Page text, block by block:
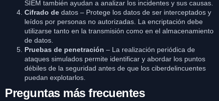
SIEM también ayudan a analizar los incidentes y sus causas.
Cifrado de datos – Protege los datos de ser interceptados y
leídos por personas no autorizadas. La encriptación debe
utilizarse tanto en la transmisión como en el almacenamiento
de datos.
Pruebas de penetración – La realización periódica de
ataques simulados permite identificar y abordar los puntos
débiles de la seguridad antes de que los ciberdelincuentes
puedan explotarlos.
Preguntas más frecuentes